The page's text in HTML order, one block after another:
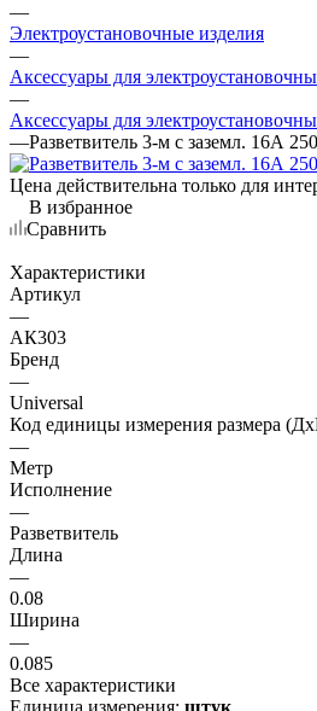
—
Электроустановочные изделия
—
Аксессуары для
—
Аксессуары для
—Разветвитель 3-м с заземл. 16А
Цена действительна только для
В избранное
Сравнить
Характеристики
Артикул
—
АК303
Бренд
—
Universal
Код единицы измерения размера
—
Метр
Исполнение
—
Разветвитель
Длина
—
0.08
Ширина
—
0.085
Все характеристики
Единица измерения: штук